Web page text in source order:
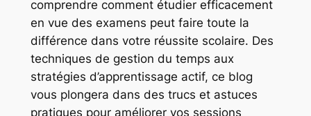
comprendre comment étudier efficacement
en vue des examens peut faire toute la
différence dans votre réussite scolaire. Des
techniques de gestion du temps aux
stratégies d’apprentissage actif, ce blog
vous plongera dans des trucs et astuces
pratiques pour améliorer vos sessions